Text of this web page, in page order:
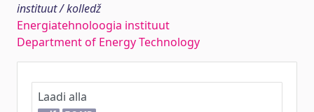
instituut / kolledž
Energiatehnoloogia instituut
Department of Energy Technology
Laadi alla